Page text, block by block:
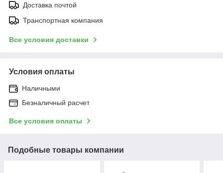
Доставка почтой
Транспортная компания
Все условия доставки
Условия оплаты
Наличными
Безналичный расчет
Все условия оплаты
Подобные товары компании